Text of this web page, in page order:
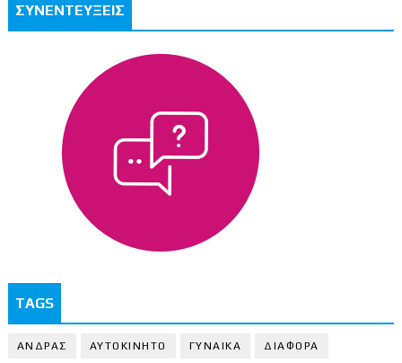
ΣΥΝΕΝΤΕΥΞΕΙΣ
TAGS
ΑΝΔΡΑΣ ΑΥΤΟΚΙΝΗΤΟ ΓΥΝΑΙΚΑ ΔΙΑΦΟΡΑ